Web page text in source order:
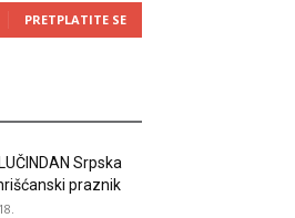
PRETPLATITE SE
Srpska
praznik